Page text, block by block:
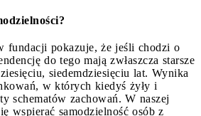
fundacji pokazuje, że jeśli chodzi o
do tego mają zwłaszcza starsze
siedemdziesięciu lat. Wynika
w których kiedyś żyły i
schematów zachowań. W naszej
wspierać samodzielność osób z